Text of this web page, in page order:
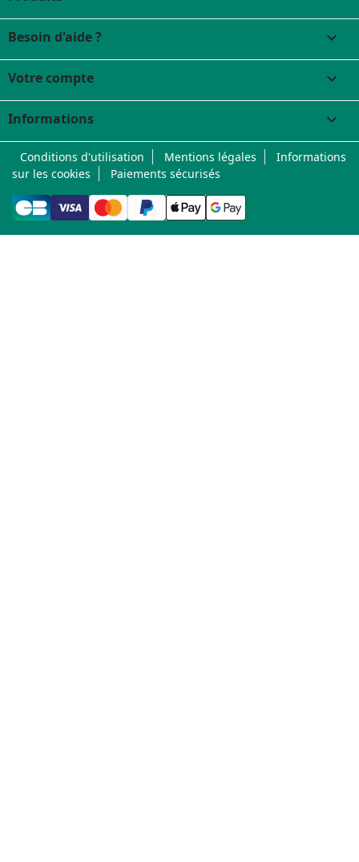
Besoin d'aide ? 
Votre compte 
Informations keyboard_arrow_down
Conditions d'utilisation Mentions légales
Informations
sur les cookies
Paiements sécurisés